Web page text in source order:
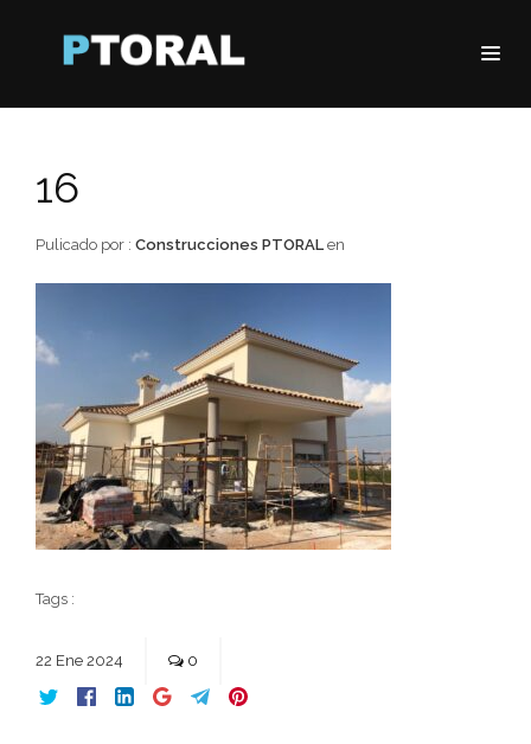
16
Pulicado por : Construcciones PTORAL en
Tags :
22 Ene 2024 0